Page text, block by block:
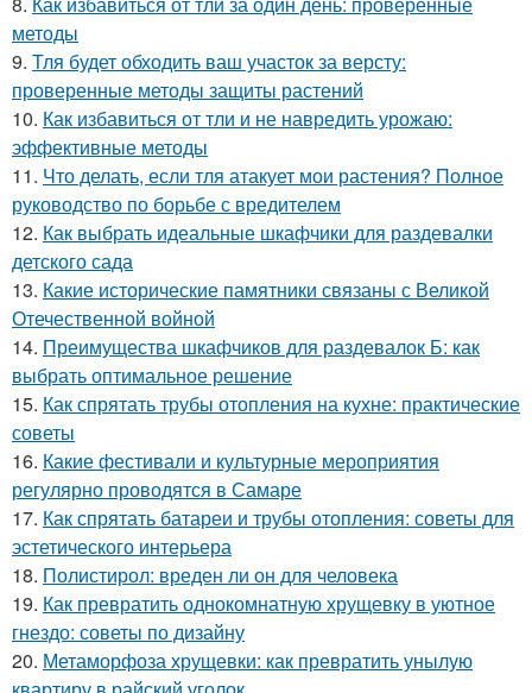
методы
9. Тля будет обходить ваш участок за версту:
проверенные методы защиты растений
10. Как избавиться от тли и не навредить урожаю:
эффективные методы
11. Что делать, если тля атакует мои растения? Полное
руководство по борьбе с вредителем
12. Как выбрать идеальные шкафчики для раздевалки
детского сада
13. Какие исторические памятники связаны с Великой
Отечественной войной
14. Преимущества шкафчиков для раздевалок Б: как
выбрать оптимальное решение
15. Как спрятать трубы отопления на кухне: практические
советы
16. Какие фестивали и культурные мероприятия
регулярно проводятся в Самаре
17. Как спрятать батареи и трубы отопления: советы для
эстетического интерьера
18. Полистирол: вреден ли он для человека
19. Как превратить однокомнатную хрущевку в уютное
гнездо: советы по дизайну
20. Метаморфоза хрущевки: как превратить унылую